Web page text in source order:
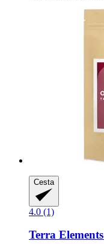
Cesta
4.0 (1)
Terra Elements